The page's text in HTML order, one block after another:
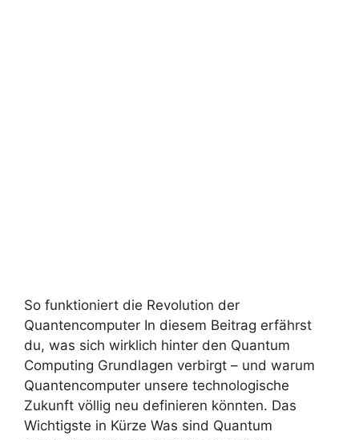
So funktioniert die Revolution der
Quantencomputer In diesem Beitrag erfährst
du, was sich wirklich hinter den Quantum
Computing Grundlagen verbirgt – und warum
Quantencomputer unsere technologische
Zukunft völlig neu definieren könnten. Das
Wichtigste in Kürze Was sind Quantum